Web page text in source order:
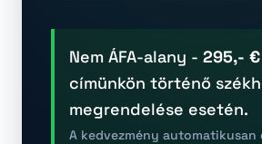
Nem ÁFA-alany - 295,- €
címünkön történő
megrendelése esetén.
A kedvezmény automatikusan